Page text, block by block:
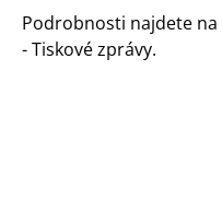
Podrobnosti najdete na
- Tiskové zprávy.